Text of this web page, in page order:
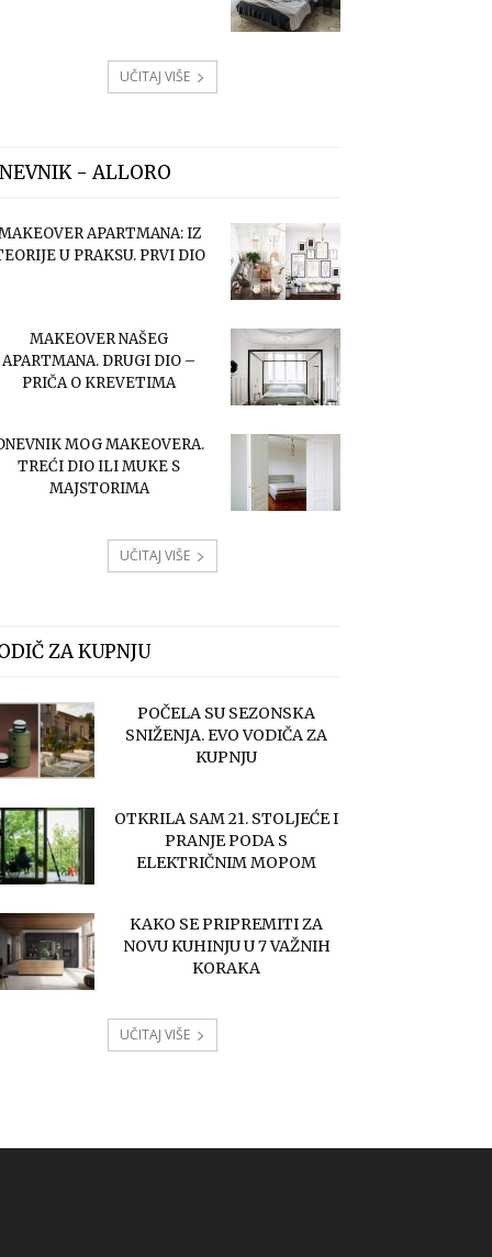
UČITAJ VIŠE
- ALLORO
APARTMANA: IZ
U PRAKSU. PRVI DIO
MAKEOVER NAŠEG
APARTMANA. DRUGI DIO –
PRIČA O KREVETIMA
MOG MAKEOVERA.
TREĆI DIO ILI MUKE S
MAJSTORIMA
UČITAJ VIŠE
ZA KUPNJU
POČELA SU SEZONSKA
SNIŽENJA. EVO VODIČA ZA
KUPNJU
OTKRILA SAM 21. STOLJEĆE I
PRANJE PODA S
ELEKTRIČNIM MOPOM
KAKO SE PRIPREMITI ZA
NOVU KUHINJU U 7 VAŽNIH
KORAKA
UČITAJ VIŠE